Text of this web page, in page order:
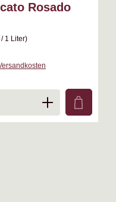
zu reduzieren.
um die
oder
Rosado
1 Liter)
Gib den